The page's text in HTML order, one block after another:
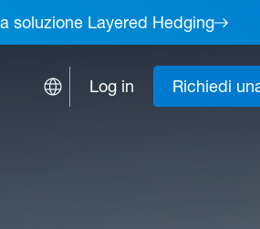
soluzione Layered Hedging
Log in Richiedi